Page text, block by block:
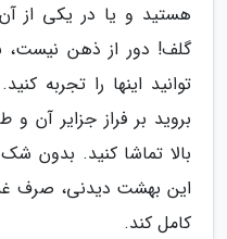
هستید و یا در یکی از
گلف! دور از ذهن نیست،
توانید اینها را تجربه
بروید بر فراز جزایر آن
بالا تماشا کنید. بدون
این بهشت دیدنی، صرف
کامل کند.